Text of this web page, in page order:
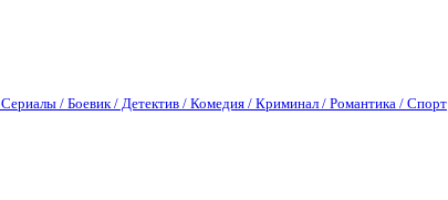
Сериалы / Боевик / Детектив / Комедия / Криминал / Романтика / Спорт